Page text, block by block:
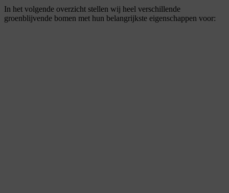
In het volgende overzicht stellen wij heel verschillende
groenblijvende bomen met hun belangrijkste eigenschappen voor: